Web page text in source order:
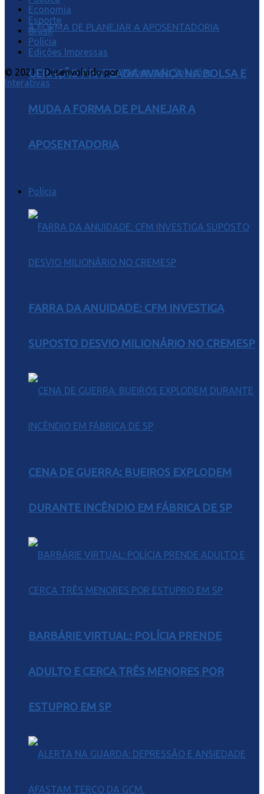
GERAÇÃO PRATEADA AVANÇA NA BOLSA E
MUDA A FORMA DE PLANEJAR A
APOSENTADORIA
Polícia
FARRA DA ANUIDADE: CFM INVESTIGA
SUPOSTO DESVIO MILIONÁRIO NO CREMESP
CENA DE GUERRA: BUEIROS EXPLODEM
DURANTE INCÊNDIO EM FÁBRICA DE SP
BARBÁRIE VIRTUAL: POLÍCIA PRENDE
ADULTO E CERCA TRÊS MENORES POR
ESTUPRO EM SP
Economia
Esporte
Brasil
Polícia
Edições Impressas
© 2021 - Desenvolvido porWebmundo Soluções
Interativas